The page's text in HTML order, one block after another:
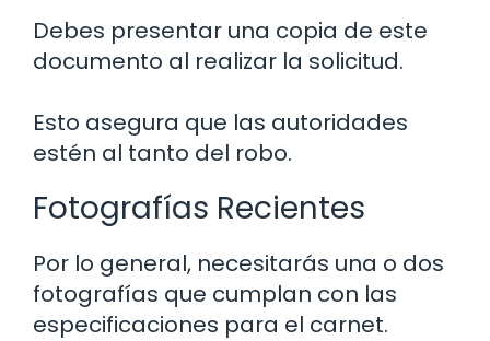
Debes presentar una copia de este
documento al realizar la solicitud.
Esto asegura que las autoridades
estén al tanto del robo.
Fotografías Recientes
Por lo general, necesitarás una o dos
fotografías que cumplan con las
especificaciones para el carnet.